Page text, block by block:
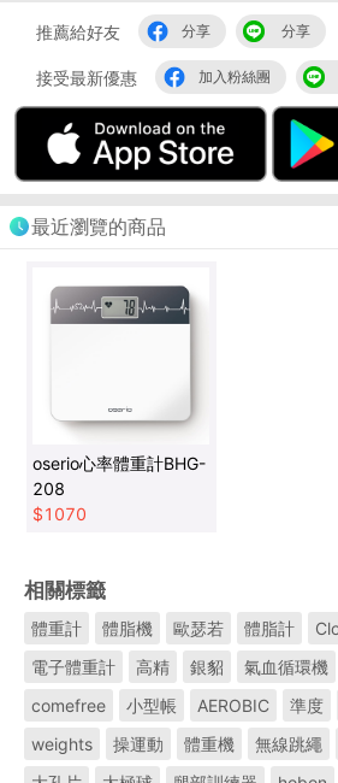
推薦給好友 分享 分享
接受最新優惠 加入粉絲團
最近瀏覽的商品
oserio心率體重計BHG-
208
$1070
相關標籤
體重計 體脂機 歐瑟若 體脂計
電子體重計
高精 銀貂 氣血循環機
comefree
小型帳 AEROBIC 準度
weights
操運動 體重機 無線跳繩